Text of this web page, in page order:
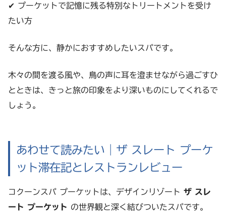
✔ プーケットで記憶に残る特別なトリートメントを受け
たい方
そんな方に、静かにおすすめしたいスパです。
木々の間を渡る風や、鳥の声に耳を澄ませながら過ごすひ
とときは、きっと旅の印象をより深いものにしてくれるで
しょう。
あわせて読みたい｜ザ スレート プーケ
ット滞在記とレストランレビュー
コクーンスパ プーケットは、デザインリゾート ザ スレ
ート プーケット の世界観と深く結びついたスパです。